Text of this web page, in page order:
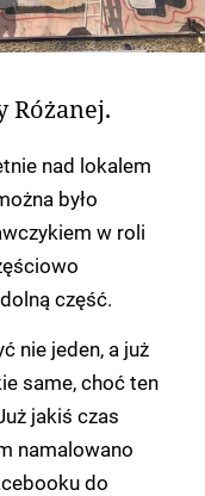
Różanej.
nad lokalem
było
w roli
część.
nie jeden, a już
same, choć ten
jakiś czas
namalowano
do